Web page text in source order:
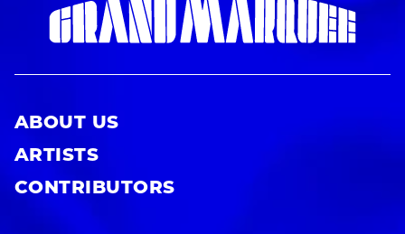
ABOUT US
ARTISTS
CONTRIBUTORS